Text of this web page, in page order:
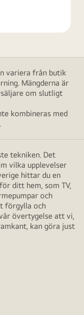
variera från butik
Mängderna är
om slutligt
kombineras med
tekniken. Det
vilka upplevelser
hittar du en
ditt hem, som TV,
och
förgylla och
övertygelse att vi,
kan göra just